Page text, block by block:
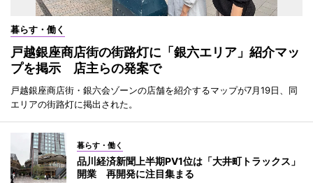
暮らす・働く
戸越銀座商店街の街路灯に「銀六エリア」紹介マッ
プを掲示 店主らの発案で
戸越銀座商店街・銀六会ゾーンの店舗を紹介するマップが7月19日、同
エリアの街路灯に掲出された。
暮らす・働く
品川経済新聞上半期PV1位は「大井町トラックス」
開業 再開発に注目集まる